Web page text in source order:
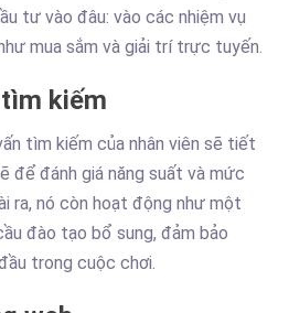
tư vào đâu: vào các nhiệm vụ
mua sắm và giải trí trực tuyến.
kiếm
tìm kiếm của nhân viên sẽ tiết
để đánh giá năng suất và mức
ra, nó còn hoạt động như một
đào tạo bổ sung, đảm bảo
trong cuộc chơi.